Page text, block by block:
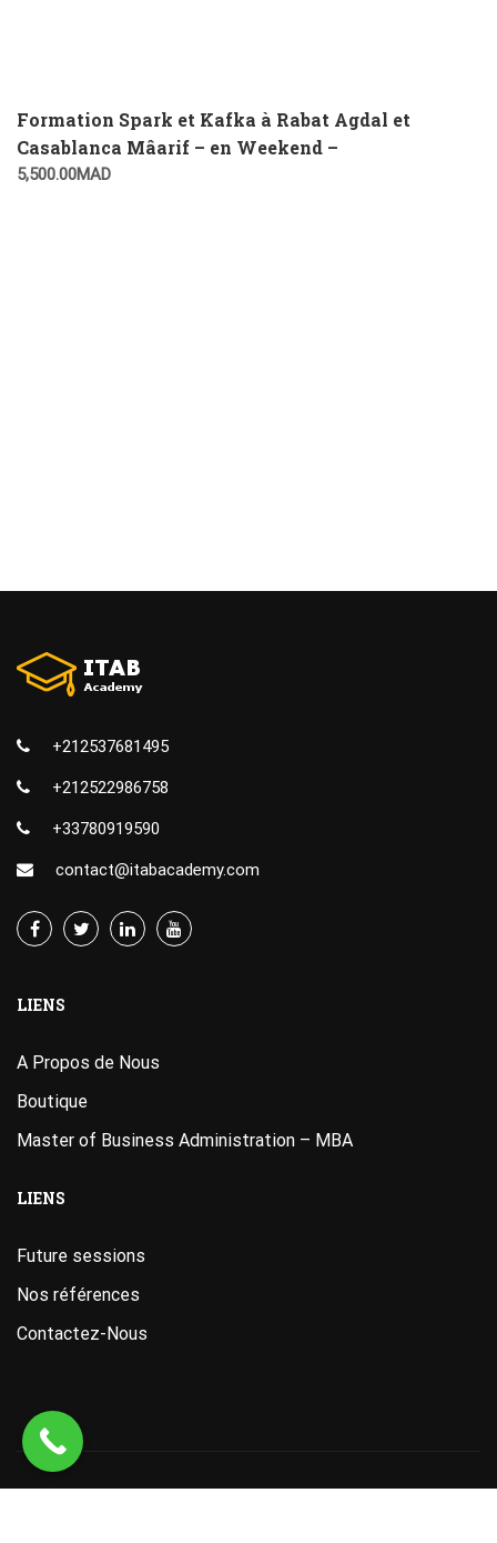
Formation Spark et Kafka à Rabat Agdal et
Casablanca Mâarif – en Weekend –
5,500.00MAD
+212537681495
+212522986758
+33780919590
contact@itabacademy.com
LIENS
A Propos de Nous
Boutique
Master of Business Administration – MBA
LIENS
Future sessions
Nos références
Contactez-Nous